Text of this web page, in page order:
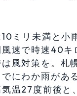
ミリ未満と小
速で時速40
風対策を。札
にわか雨があ
温27度前後